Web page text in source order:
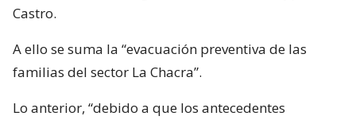
Castro.
A ello se suma la “evacuación preventiva de las
familias del sector La Chacra”.
Lo anterior, “debido a que los antecedentes